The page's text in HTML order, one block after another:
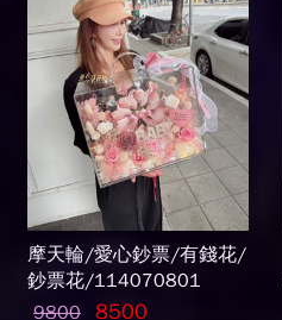
摩天輪/愛心鈔票/有錢花/
鈔票花/114070801
9800 8500